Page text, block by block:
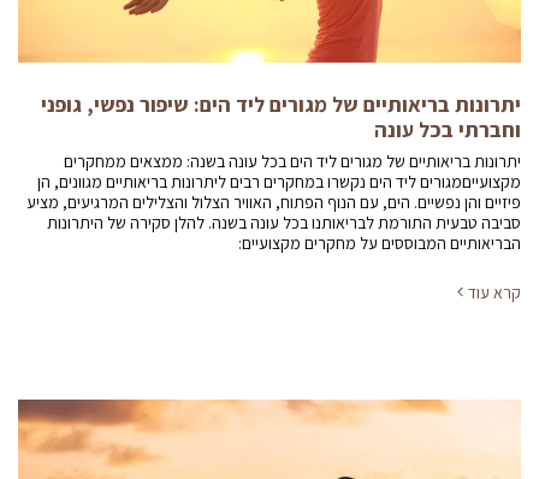
יתרונות בריאותיים של מגורים ליד הים: שיפור נפשי, גופני
וחברתי בכל עונה
יתרונות בריאותיים של מגורים ליד הים בכל עונה בשנה: ממצאים ממחקרים
מקצועייםמגורים ליד הים נקשרו במחקרים רבים ליתרונות בריאותיים מגוונים, הן
פיזיים והן נפשיים. הים, עם הנוף הפתוח, האוויר הצלול והצלילים המרגיעים, מציע
סביבה טבעית התורמת לבריאותנו בכל עונה בשנה. להלן סקירה של היתרונות
הבריאותיים המבוססים על מחקרים מקצועיים:
קרא עוד